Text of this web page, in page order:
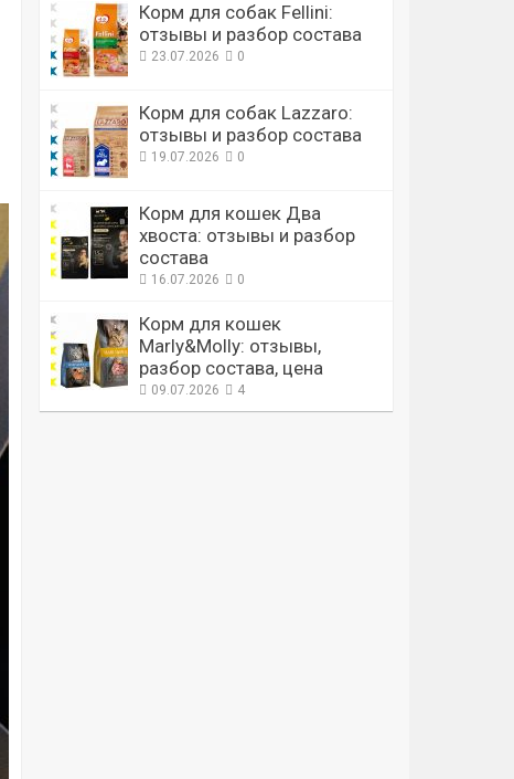
Корм для собак Fellini:
отзывы и разбор состава
23.07.2026 0
Корм для собак Lazzaro:
отзывы и разбор состава
19.07.2026 0
Корм для кошек Два
хвоста: отзывы и разбор
состава
16.07.2026 0
Корм для кошек
Marly&Molly: отзывы,
разбор состава, цена
09.07.2026 4